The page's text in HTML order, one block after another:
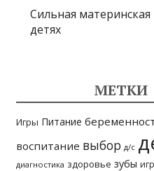
Сильная
детях
МЕТКИ
Игры Питание
воспитание выбор д/с
диагностика здоровье зубы